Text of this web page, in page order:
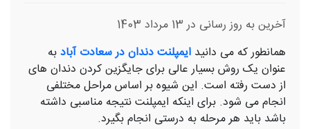
آخرین به روز رسانی در 13 مرداد 1403
همانطور که می دانید ایمپلنت دندان در سعادت آبادبه
عنوان یک روش بسیار عالی برای جایگزین کردن دندان های
از دست رفته است. این شیوه بر اساس مراحل مختلفی
انجام می شود. برای اینکه ایمپلنت نتیجه مناسبی داشته
باشد باید هر مرحله به درستی انجام بگیرد.